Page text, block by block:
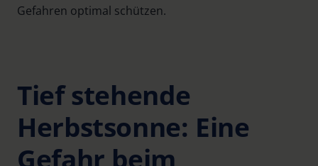
Gefahren optimal schützen.
Tief stehende
Herbstsonne: Eine
Gefahr beim